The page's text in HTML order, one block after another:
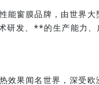
能窗膜品牌，由世界大
研发、**的生产能力、
效果闻名世界，深受